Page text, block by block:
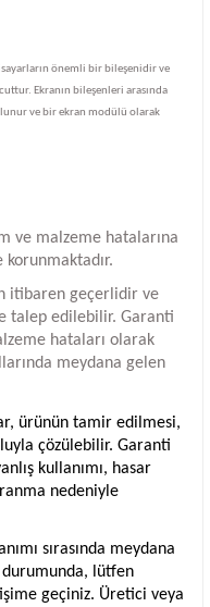
önemli bir bileşenidir ve
Ekranın bileşenleri arasında
ve bir ekran modülü olarak
ve malzeme hatalarına
korunmaktadır.
itibaren geçerlidir ve
talep edilebilir. Garanti
hataları olarak
meydana gelen
ürünün tamir edilmesi,
çözülebilir. Garanti
kullanımı, hasar
nedeniyle
sırasında meydana
durumunda, lütfen
geçiniz. Üretici veya